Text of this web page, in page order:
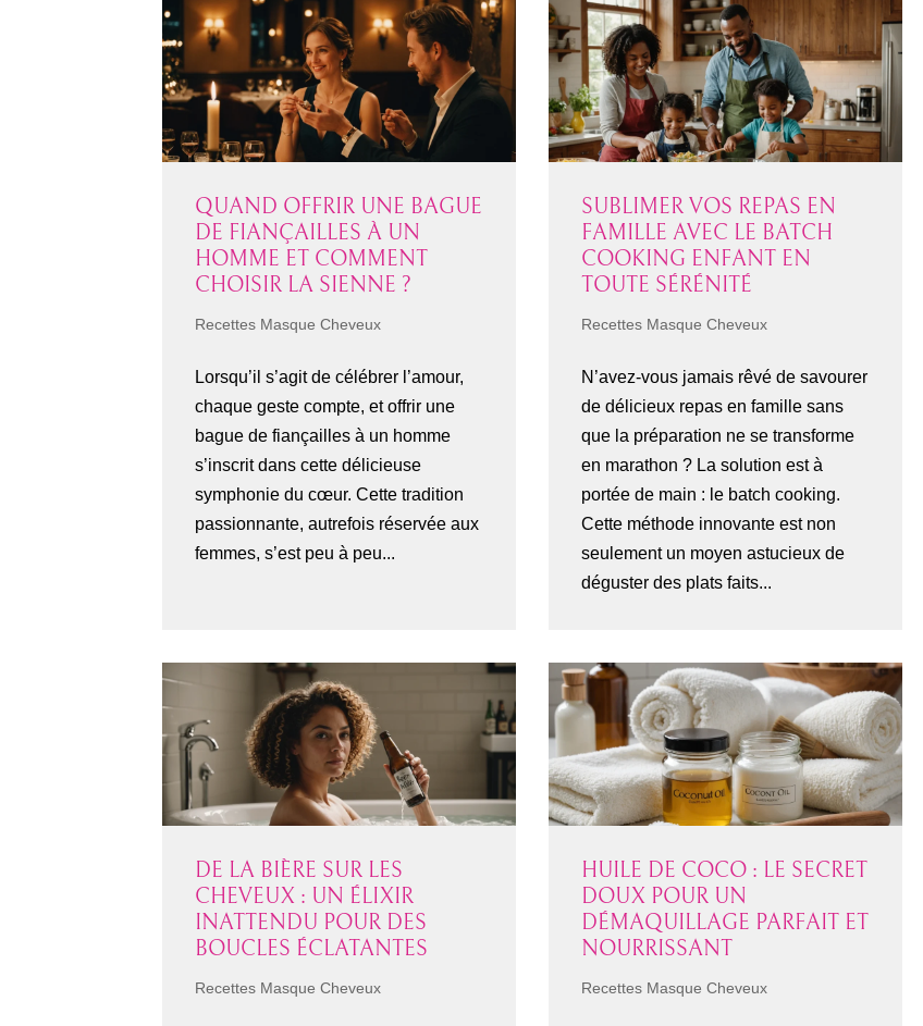
QUAND OFFRIR UNE BAGUE
DE FIANÇAILLES À UN
HOMME ET COMMENT
CHOISIR LA SIENNE ?
Recettes Masque Cheveux
Lorsqu’il s’agit de célébrer l’amour,
chaque geste compte, et offrir une
bague de fiançailles à un homme
s’inscrit dans cette délicieuse
symphonie du cœur. Cette tradition
passionnante, autrefois réservée aux
femmes, s’est peu à peu...
SUBLIMER VOS REPAS EN
FAMILLE AVEC LE BATCH
COOKING ENFANT EN
TOUTE SÉRÉNITÉ
Recettes Masque Cheveux
N’avez-vous jamais rêvé de savourer
de délicieux repas en famille sans
que la préparation ne se transforme
en marathon ? La solution est à
portée de main : le batch cooking.
Cette méthode innovante est non
seulement un moyen astucieux de
déguster des plats faits...
DE LA BIÈRE SUR LES
CHEVEUX : UN ÉLIXIR
INATTENDU POUR DES
BOUCLES ÉCLATANTES
Recettes Masque Cheveux
HUILE DE COCO : LE SECRET
DOUX POUR UN
DÉMAQUILLAGE PARFAIT ET
NOURRISSANT
Recettes Masque Cheveux